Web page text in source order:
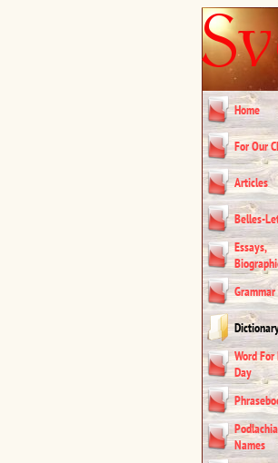
Home
For Our
Articles
Belles-
Essays,
Grammar
Word For
Day
Names